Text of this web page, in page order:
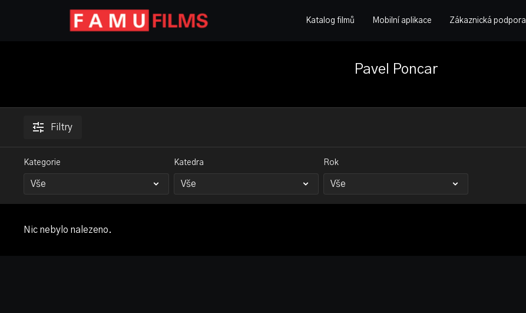
Katalog filmů Mobilní aplikace Zákaznická podpora
Pavel Poncar
Filtry
Kategorie Katedra Rok
Nic nebylo nalezeno.